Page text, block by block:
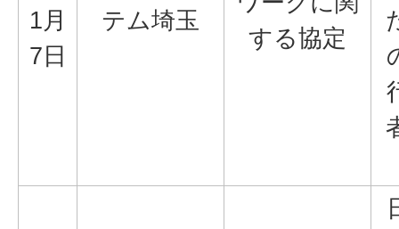
1月
7日
テム埼玉
する協定